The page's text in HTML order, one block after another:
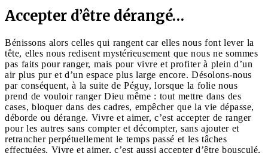
Accepter d’être dérangé…
Bénissons alors celles qui rangent car elles nous font lever la
tête, elles nous redisent mystérieusement que nous ne sommes
pas faits pour ranger, mais pour vivre et profiter à plein d’un
air plus pur et d’un espace plus large encore. Désolons-nous
par conséquent, à la suite de Péguy, lorsque la folie nous
prend de vouloir ranger Dieu même : tout mettre dans des
cases, bloquer dans des cadres, empêcher que la vie dépasse,
déborde ou dérange. Vivre et aimer, c’est accepter de ranger
pour les autres sans compter et décompter, sans ajouter et
retrancher perpétuellement le temps passé et les tâches
effectuées. Vivre et aimer, c’est aussi accepter d’être bousculé,